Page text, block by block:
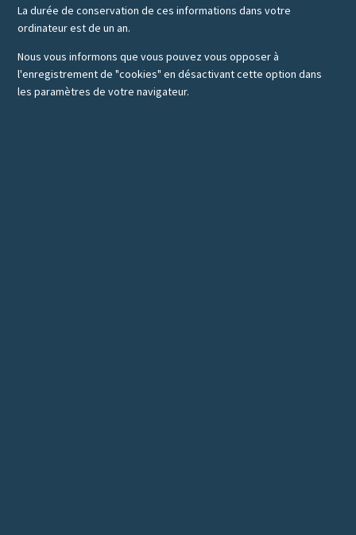
La durée de conservation de ces informations dans votre
ordinateur est de un an.
Nous vous informons que vous pouvez vous opposer à
l'enregistrement de "cookies" en désactivant cette option dans
les paramètres de votre navigateur.